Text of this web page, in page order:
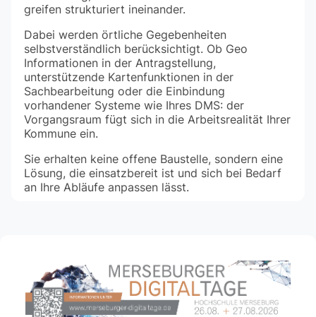
greifen strukturiert ineinander.
Dabei werden örtliche Gegebenheiten
selbstverständlich berücksichtigt. Ob Geo
Informationen in der Antragstellung,
unterstützende Kartenfunktionen in der
Sachbearbeitung oder die Einbindung
vorhandener Systeme wie Ihres DMS: der
Vorgangsraum fügt sich in die Arbeitsrealität Ihrer
Kommune ein.
Sie erhalten keine offene Baustelle, sondern eine
Lösung, die einsatzbereit ist und sich bei Bedarf
an Ihre Abläufe anpassen lässt.